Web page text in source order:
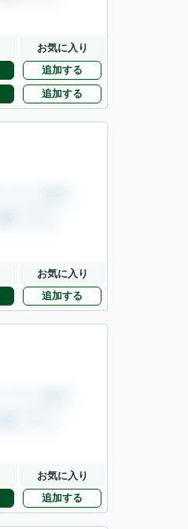
お気に入り
追加する
追加する
お気に入り
追加する
お気に入り
追加する